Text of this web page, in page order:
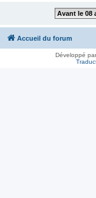
Avant le 08
Accueil du forum
Développé